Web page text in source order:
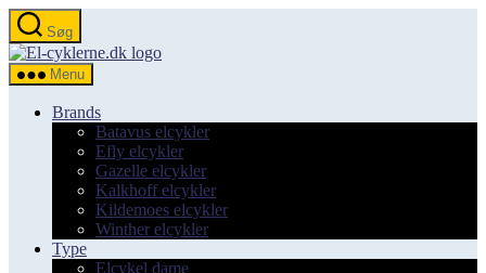
Spring
til
indholdet
Søg
el-
Menu
Brands
Batavus elcykler
Efly elcykler
Gazelle elcykler
Kalkhoff elcykler
Kildemoes elcykler
Winther elcykler
Type
Elcykel dame